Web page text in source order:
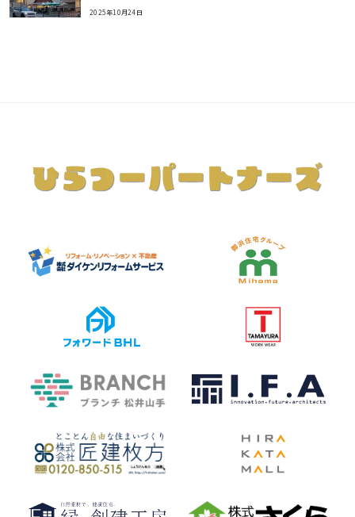
2025年10月24日